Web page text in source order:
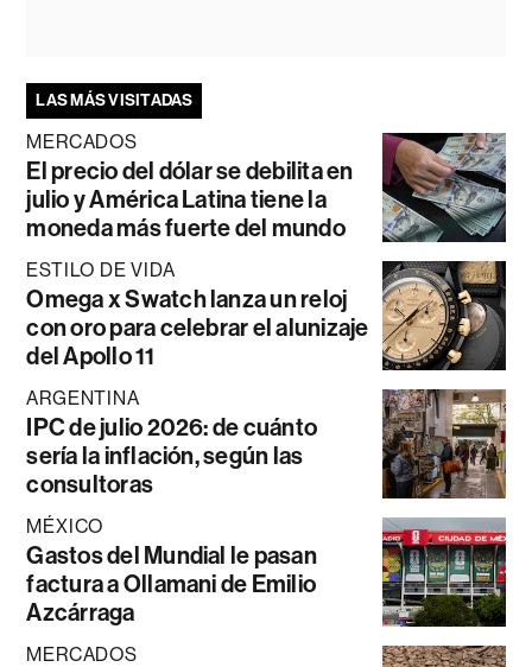
LAS MÁS VISITADAS
MERCADOS
El precio del dólar se debilita en
julio y América Latina tiene la
moneda más fuerte del mundo
ESTILO DE VIDA
Omega x Swatch lanza un reloj
con oro para celebrar el alunizaje
del Apollo 11
ARGENTINA
IPC de julio 2026: de cuánto
sería la inflación, según las
consultoras
MÉXICO
Gastos del Mundial le pasan
factura a Ollamani de Emilio
Azcárraga
MERCADOS